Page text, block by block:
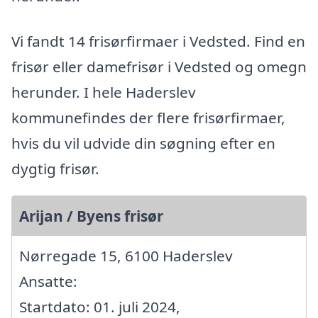
Vi fandt 14 frisørfirmaer i Vedsted. Find en
frisør eller damefrisør i Vedsted og omegn
herunder. I hele Haderslev
kommunefindes der flere frisørfirmaer,
hvis du vil udvide din søgning efter en
dygtig frisør.
Arijan / Byens frisør
Nørregade 15, 6100 Haderslev
Ansatte:
Startdato: 01. juli 2024,